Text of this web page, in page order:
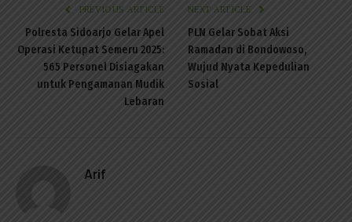
PREVIOUS ARTICLE
Polresta Sidoarjo Gelar Apel
Operasi Ketupat Semeru 2025:
565 Personel Disiagakan
untuk Pengamanan Mudik
Lebaran
NEXT ARTICLE
PLN Gelar Sobat Aksi
Ramadan di Bondowoso,
Wujud Nyata Kepedulian
Sosial
Arif